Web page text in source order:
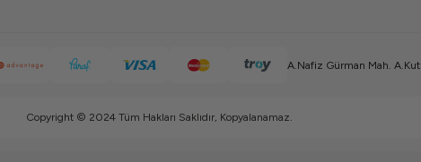
A.Nafiz Gürman Mah.
Copyright © 2024 Tüm Hakları Saklıdır, Kopyalanamaz.